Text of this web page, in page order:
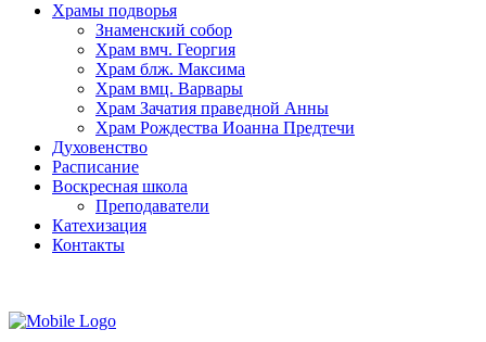
Храмы подворья
Знаменский собор
Храм вмч. Георгия
Храм блж. Максима
Храм вмц. Варвары
Храм Зачатия праведной Анны
Храм Рождества Иоанна Предтечи
Духовенство
Расписание
Воскресная школа
Преподаватели
Катехизация
Контакты